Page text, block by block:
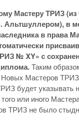
Мастеру ТРИЗ (из
Альтшуллером), в
в права
№ XY» с
Таким
Новых Мастеров
будет указывать
или иного
ТРИЗ не было